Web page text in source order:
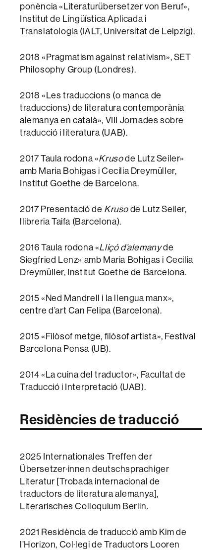
ponència «Literaturübersetzer von Beruf»,
Institut de Lingüística Aplicada i
Translatologia (IALT, Universitat de Leipzig).
2018 «Pragmatism against relativism», SET
Philosophy Group (Londres).
2018 «Les traduccions (o manca de
traduccions) de literatura contemporània
alemanya en català», VIII Jornades sobre
traducció i literatura (UAB).
2017 Taula rodona «Krusode Lutz Seiler»
amb Maria Bohigas i Cecilia Dreymüller,
Institut Goethe de Barcelona.
2017 Presentació de Kruso de Lutz Seiler,
llibreria Taifa (Barcelona).
2016 Taula rodona «Lliçó d’alemanyde
Siegfried Lenz» amb Maria Bohigas i Cecilia
Dreymüller, Institut Goethe de Barcelona.
2015 «Ned Mandrell i la llengua manx»,
centre d’art Can Felipa (Barcelona).
2015 «Filòsof metge, filòsof artista», Festival
Barcelona Pensa (UB).
2014 «La cuina del traductor», Facultat de
Traducció i Interpretació (UAB).
Residències de traducció
2025 Internationales Treffen der
Übersetzer·innen deutschsprachiger
Literatur [Trobada internacional de
traductors de literatura alemanya],
Literarisches Colloquium Berlin.
2021 Residència de traducció amb Kim de
l’Horizon, Col·legi de Traductors Looren